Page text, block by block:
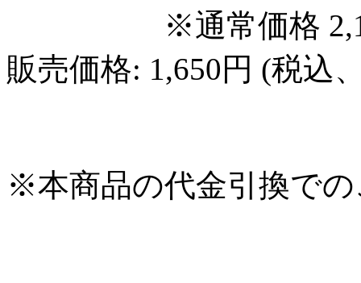
※通常価格 2,112
販売価格: 1,650円 (税込
※本商品の代金引換で